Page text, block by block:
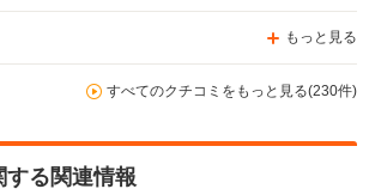
もっと見る
すべてのクチコミをもっと見る(230件)
する関連情報